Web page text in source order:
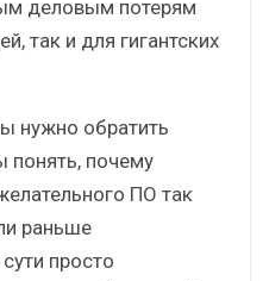
деловым потерям
так и для гигантских
нужно обратить
понять, почему
ПО так
раньше
просто